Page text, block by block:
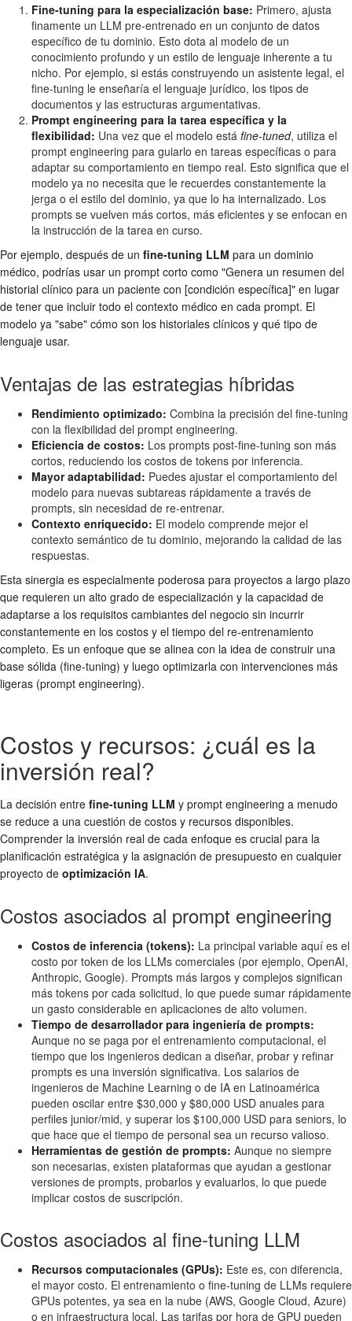
Fine-tuning para la especialización base: Primero, ajusta
finamente un LLM pre-entrenado en un conjunto de datos
específico de tu dominio. Esto dota al modelo de un
conocimiento profundo y un estilo de lenguaje inherente a tu
nicho. Por ejemplo, si estás construyendo un asistente legal, el
fine-tuning le enseñaría el lenguaje jurídico, los tipos de
documentos y las estructuras argumentativas.
Prompt engineering para la tarea específica y la
flexibilidad: Una vez que el modelo está fine-tuned, utiliza el
prompt engineering para guiarlo en tareas específicas o para
adaptar su comportamiento en tiempo real. Esto significa que el
modelo ya no necesita que le recuerdes constantemente la
jerga o el estilo del dominio, ya que lo ha internalizado. Los
prompts se vuelven más cortos, más eficientes y se enfocan en
la instrucción de la tarea en curso.
Por ejemplo, después de un fine-tuning LLM para un dominio
médico, podrías usar un prompt corto como "Genera un resumen del
historial clínico para un paciente con [condición específica]" en lugar
de tener que incluir todo el contexto médico en cada prompt. El
modelo ya "sabe" cómo son los historiales clínicos y qué tipo de
lenguaje usar.
Ventajas de las estrategias híbridas
Rendimiento optimizado: Combina la precisión del fine-tuning
con la flexibilidad del prompt engineering.
Eficiencia de costos: Los prompts post-fine-tuning son más
cortos, reduciendo los costos de tokens por inferencia.
Mayor adaptabilidad: Puedes ajustar el comportamiento del
modelo para nuevas subtareas rápidamente a través de
prompts, sin necesidad de re-entrenar.
Contexto enriquecido: El modelo comprende mejor el
contexto semántico de tu dominio, mejorando la calidad de las
respuestas.
Esta sinergia es especialmente poderosa para proyectos a largo plazo
que requieren un alto grado de especialización y la capacidad de
adaptarse a los requisitos cambiantes del negocio sin incurrir
constantemente en los costos y el tiempo del re-entrenamiento
completo. Es un enfoque que se alinea con la idea de construir una
base sólida (fine-tuning) y luego optimizarla con intervenciones más
ligeras (prompt engineering).
Costos y recursos: ¿cuál es la
inversión real?
La decisión entre fine-tuning LLM y prompt engineering a menudo
se reduce a una cuestión de costos y recursos disponibles.
Comprender la inversión real de cada enfoque es crucial para la
planificación estratégica y la asignación de presupuesto en cualquier
proyecto de optimización IA.
Costos asociados al prompt engineering
Costos de inferencia (tokens): La principal variable aquí es el
costo por token de los LLMs comerciales (por ejemplo, OpenAI,
Anthropic, Google). Prompts más largos y complejos significan
más tokens por cada solicitud, lo que puede sumar rápidamente
un gasto considerable en aplicaciones de alto volumen.
Tiempo de desarrollador para ingeniería de prompts:
Aunque no se paga por el entrenamiento computacional, el
tiempo que los ingenieros dedican a diseñar, probar y refinar
prompts es una inversión significativa. Los salarios de
ingenieros de Machine Learning o de IA en Latinoamérica
pueden oscilar entre $30,000 y $80,000 USD anuales para
perfiles junior/mid, y superar los $100,000 USD para seniors, lo
que hace que el tiempo de personal sea un recurso valioso.
Herramientas de gestión de prompts: Aunque no siempre
son necesarias, existen plataformas que ayudan a gestionar
versiones de prompts, probarlos y evaluarlos, lo que puede
implicar costos de suscripción.
Costos asociados al fine-tuning LLM
Recursos computacionales (GPUs): Este es, con diferencia,
el mayor costo. El entrenamiento o fine-tuning de LLMs requiere
GPUs potentes, ya sea en la nube (AWS, Google Cloud, Azure)
o en infraestructura local. Las tarifas por hora de GPU pueden